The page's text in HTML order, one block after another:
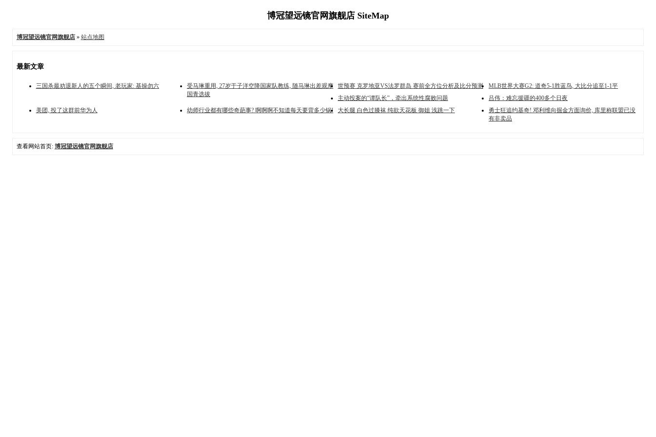
博冠望远镜官网旗舰店 SiteMap
博冠望远镜官网旗舰店» 站点地图
最新文章
三国杀最劝退新人的五个瞬间, 老玩家: 基操勿六
受马琳重用, 27岁于子洋空降国家队教练, 随马琳出差观摩
国青选拔
世预赛 克罗地亚VS法罗群岛 赛前全方位分析及比分预测
MLB世界大赛G2: 道奇5-1胜蓝鸟, 大比分追至1-1平
主动投案的“谭队长”，牵出系统性腐败问题
吕伟：难忘援疆的400多个日夜
美团, 投了这群前华为人
幼师行业都有哪些奇葩事? 啊啊啊不知道每天要背多少锅! 大长腿 白色过膝袜 纯欲天花板 御姐 浅跳一下
勇士狂追约基奇! 邓利维向掘金方面询价, 库里称联盟已没
有非卖品
查看网站首页: 博冠望远镜官网旗舰店